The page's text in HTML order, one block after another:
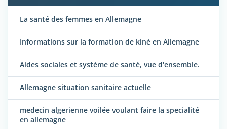
La santé des femmes en Allemagne
Informations sur la formation de kiné en Allemagne
Aides sociales et systéme de santé, vue d'ensemble.
Allemagne situation sanitaire actuelle
medecin algerienne voilée voulant faire la specialité
en allemagne